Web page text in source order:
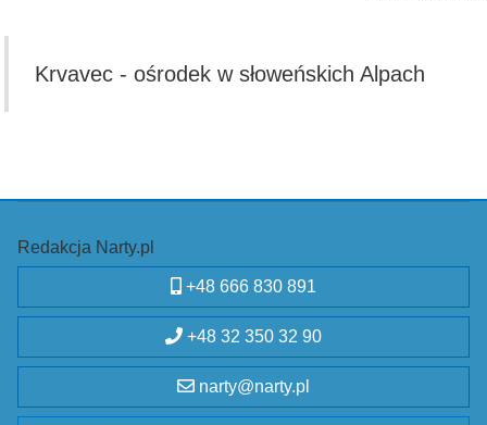
Krvavec - ośrodek w słoweńskich Alpach
Redakcja Narty.pl
+48 666 830 891
+48 32 350 32 90
narty@narty.pl